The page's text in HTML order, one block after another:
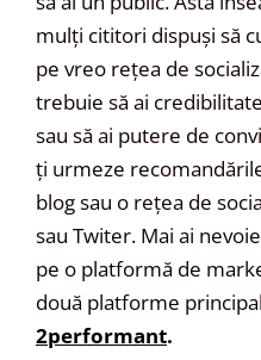
mulți cititori dispuși să
pe vreo rețea de
trebuie să ai
sau să ai putere de
ți urmeze
blog sau o rețea de
sau Twiter. Mai ai
pe o platformă de
două platforme
2performant.